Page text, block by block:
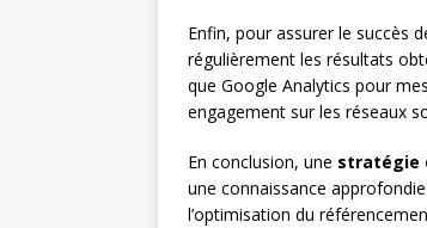
Enfin, pour assurer le succès
régulièrement les résultats
que Google Analytics pour
engagement sur les réseaux
En conclusion, une stratégie
une connaissance
l’optimisation du